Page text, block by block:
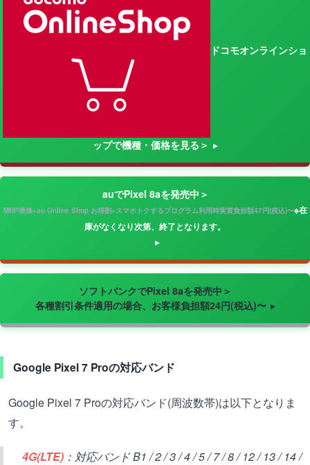
ドコモオンラインショ
ップで機種・価格を見る＞
auでPixel 8aを発売中＞
MNP乗換+au Online Shop お得割+スマホトクするプログラム利用時実質負担額47円(税込)〜※在
庫がなくなり次第、終了となります。
ソフトバンクでPixel 8aを発売中＞
各種割引条件適用の場合、お客様負担額24円(税込)〜
Google Pixel 7 Proの対応バンド
Google Pixel 7 Proの対応バンド(周波数帯)は以下となりま
す。
4G(LTE) ：対応バンド B1 / 2 / 3 / 4 / 5 / 7 / 8 / 12 / 13 / 14 /